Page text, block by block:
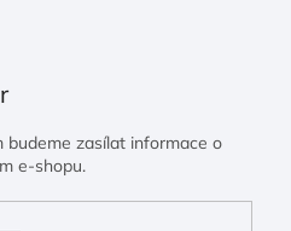
budeme zasílat informace o
e-shopu.